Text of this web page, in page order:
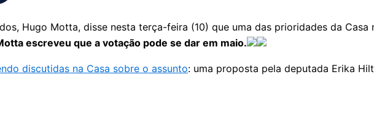
Hugo Motta, disse nesta terça-feira (10) que uma das prioridades da
escreveu que a votação pode se dar em maio.
discutidas na Casa sobre o assunto: uma proposta pela deputada Erika